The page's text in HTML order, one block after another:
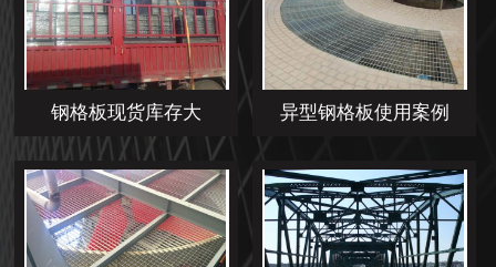
钢格板现货库存大 异型钢格板使用案例